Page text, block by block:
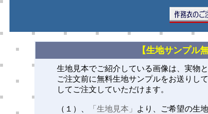
【生地サンプル
生地見本でご紹介している画像は、実物
ご注文前に無料生地サンプルをお送りし
してご注文していただけます。
（１）、 「生地見本」
より、ご希望の生